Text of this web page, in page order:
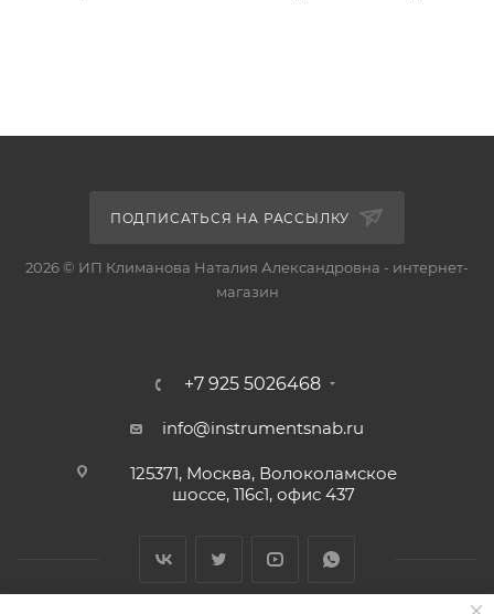
ПОДПИСАТЬСЯ НА РАССЫЛКУ
2026 © ИП Климанова Наталия Александровна - интернет-
магазин
+7 925 5026468
info@instrumentsnab.ru
125371, Москва, Волоколамское
шоссе, 116с1, офис 437